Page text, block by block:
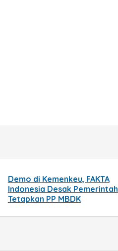
Demo di Kemenkeu, FAKTA
Indonesia Desak Pemerintah
Tetapkan PP MBDK